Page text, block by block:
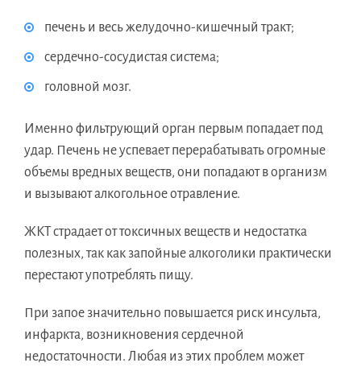
печень и весь желудочно-кишечный тракт;
сердечно-сосудистая система;
головной мозг.
Именно фильтрующий орган первым попадает под
удар. Печень не успевает перерабатывать огромные
объемы вредных веществ, они попадают в организм
и вызывают алкогольное отравление.
ЖКТ страдает от токсичных веществ и недостатка
полезных, так как запойные алкоголики практически
перестают употреблять пищу.
При запое значительно повышается риск инсульта,
инфаркта, возникновения сердечной
недостаточности. Любая из этих проблем может